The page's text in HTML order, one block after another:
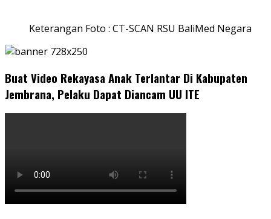
Keterangan Foto : CT-SCAN RSU BaliMed Negara
Buat Video Rekayasa Anak Terlantar Di Kabupaten
Jembrana, Pelaku Dapat Diancam UU ITE